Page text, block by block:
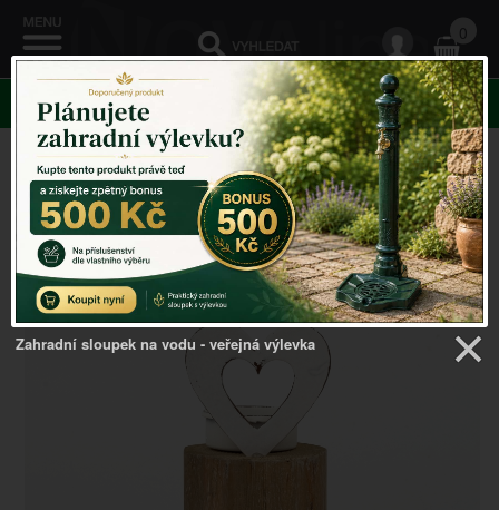
0
KATEGORIE
Venkovský domov ->Svícny kov, sklo, dřevo ->Svícen
na čajovou svíčku špalek se srdcem 16,5cm
Zahradní sloupek na vodu - veřejná výlevka